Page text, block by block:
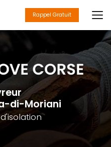
Rappel Gratuit
di-Moriani